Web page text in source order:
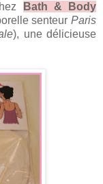
Bath & Body
senteur Paris
), une délicieuse